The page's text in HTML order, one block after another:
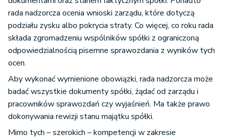
rada nadzorcza ocenia wnioski zarządu, które dotyczą
podziału zysku albo pokrycia straty. Co więcej, co roku rada
składa zgromadzeniu wspólników spółki z ograniczoną
odpowiedzialnością pisemne sprawozdania z wyników tych
ocen.
Aby wykonać wymienione obowiązki, rada nadzorcza może
badać wszystkie dokumenty spółki, żądać od zarządu i
pracowników sprawozdań czy wyjaśnień. Ma także prawo
dokonywania rewizji stanu majątku spółki.
Mimo tych – szerokich – kompetencji w zakresie